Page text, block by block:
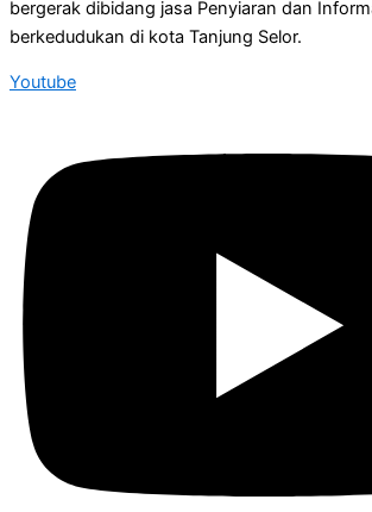
bergerak dibidang jasa Penyiaran dan
berkedudukan di kota Tanjung Selor.
Youtube